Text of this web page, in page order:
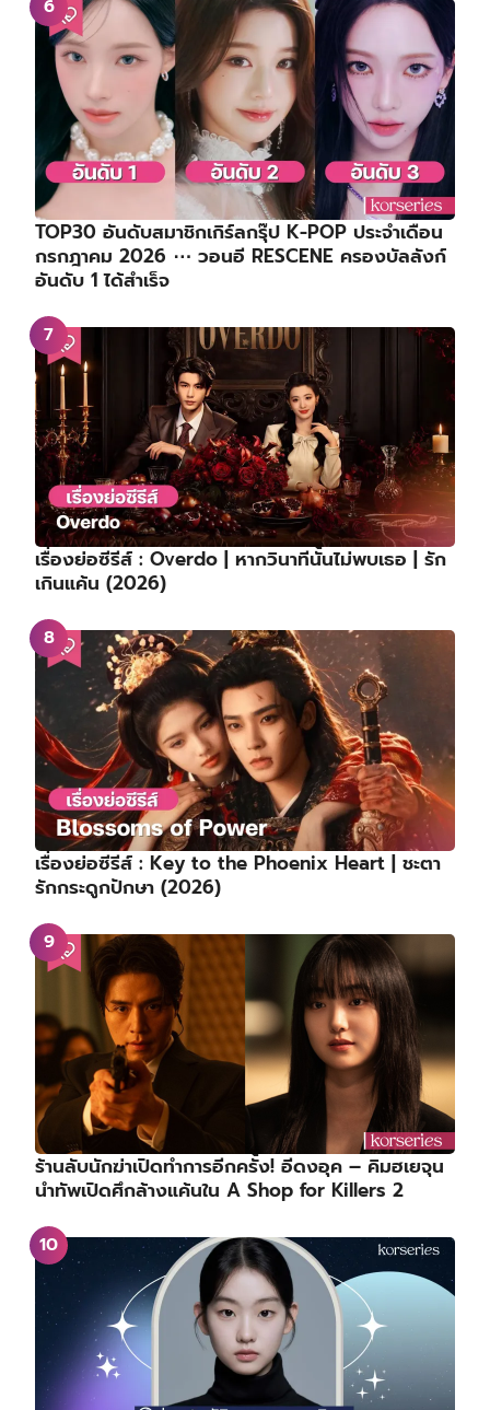
TOP30 อันดับสมาชิกเกิร์ลกรุ๊ป K-POP ประจำเดือน
กรกฎาคม 2026 ⋯ วอนอี RESCENE ครองบัลลังก์
อันดับ 1 ได้สำเร็จ
เรื่องย่อซีรีส์ : Overdo | หากวินาทีนั้นไม่พบเธอ | รัก
เกินแค้น (2026)
เรื่องย่อซีรีส์ : Key to the Phoenix Heart | ชะตา
รักกระดูกปักษา (2026)
ร้านลับนักฆ่าเปิดทำการอีกครั้ง! อีดงอุค – คิมฮเยจุน
นำทัพเปิดศึกล้างแค้นใน A Shop for Killers 2